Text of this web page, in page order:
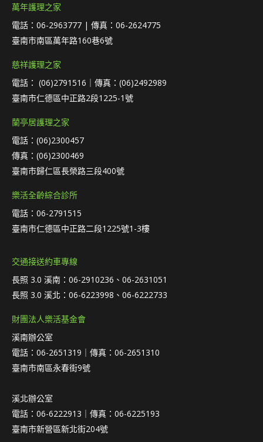
萬年護理之家
電話：06-2963777 | 傳真：06-2624775
臺南市南區萬年路160巷6號
慈祥護理之家
電話： (06)2791516｜傳真：(06)2492989
臺南市仁德區中正路2段1225-1號
蘭亭居護理之家
電話：(06)2300457
傳真：(06)2300469
臺南市歸仁區長榮路三段400號
樂活全齡綜合診所
電話：06-2791515
臺南市仁德區中正路二段1225號1-3樓
交通接送約車專線
長照 3.0 溪南：06-2910236、06-2631051
長照 3.0 溪北：06-6223998、06-6222733
財團法人樂活基金會
溪南辦公室
電話：06-2651319｜傳真：06-2651310
臺南市南區永春街9號
溪北辦公室
電話：06-6222913｜傳真：06-6225193
臺南市新營區新北街204號